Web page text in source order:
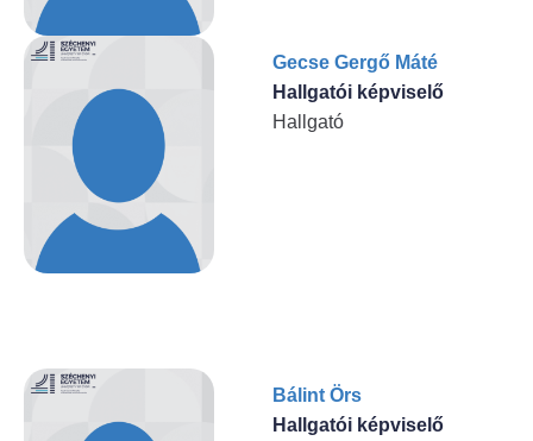
Gecse Gergő Máté
Hallgatói képviselő
Hallgató
Bálint Örs
Hallgatói képviselő